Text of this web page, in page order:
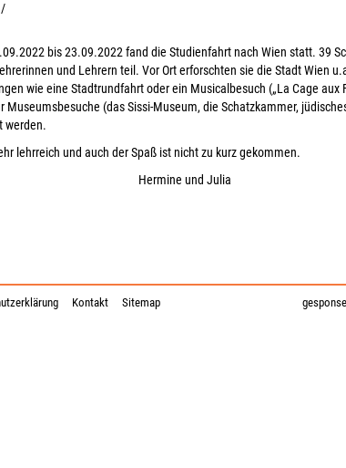
/
bis 23.09.2022 fand die Studienfahrt nach Wien statt. 39
und Lehrern teil. Vor Ort erforschten sie die Stadt Wien
wie eine Stadtrundfahrt oder ein Musicalbesuch („La Cage
Museumsbesuche (das Sissi-Museum, die Schatzkammer,
werden.
lehrreich und auch der Spaß ist nicht zu kurz gekommen.
und Julia
Kontakt Sitemap